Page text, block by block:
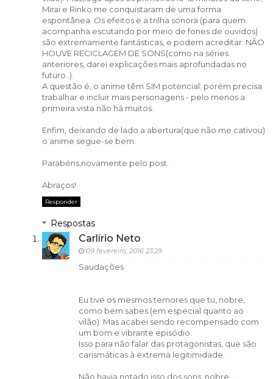
Mirai e Rinko me conquistaram de uma forma
espontânea. Os efeitos e a trilha sonora (para quem
acompanha escutando por meio de fones de ouvidos)
são extremamente fantásticas, e podem acreditar: NÃO
HOUVE RECICLAGEM DE SONS(como na séries
anteriores, darei explicações mais aprofundadas no
futuro..).
A questão é, o anime têm SIM potencial; porém precisa
trabalhar e incluir mais personagens - pelo menos a
primeira vista não há muitos.
Enfim, deixando de lado a abertura(que não me cativou)
o anime segue-se bem.
Parabéns,novamente pelo post.
Abraços!
Responder
Respostas
Carlírio Neto
09 fevereiro, 2016 23:29
Saudações
Eu tive os mesmos temores que tu, nobre,
como bem sabes (em especial quanto ao
vilão). Mas acabei sendo recompensado com
um bom e vibrante episódio.
Isso para não falar das protagonistas, que são
carismáticas à extrema legitimidade.
Não havia notado isso dos sons, nobre...